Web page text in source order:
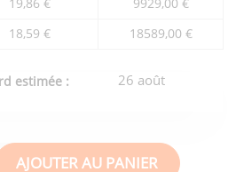
18,59 € 18589,00 €
estimée : 26 août
AJOUTER AU PANIER